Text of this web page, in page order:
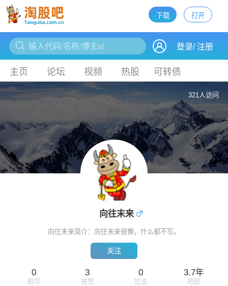
下载
登录/注册
主页 论坛 视频 热股 可转债
打开
下载
321人访问
向往末来
向往末来简介：向往末来很懒，什么都不写。
关注
0
精华
3
被赞
0
加油
3.7年
吧龄